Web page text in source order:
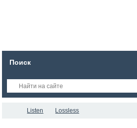
Поиск
Listen Lossless